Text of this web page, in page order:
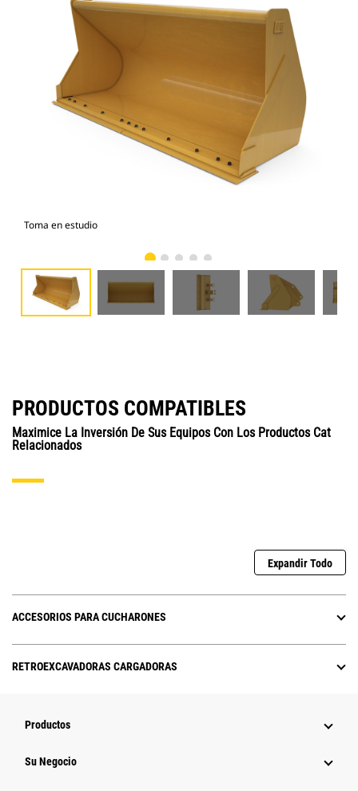
Toma en estudio
PRODUCTOS COMPATIBLES
Maximice La Inversión De Sus Equipos Con Los Productos Cat
Relacionados
Expandir Todo
ACCESORIOS PARA CUCHARONES
RETROEXCAVADORAS CARGADORAS
Productos
Su Negocio